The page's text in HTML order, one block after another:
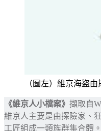
（圖左）維京海盜
《維京人小檔案》 擷取自
維京人主要是由探險家、
工匠組成一類族群集合體